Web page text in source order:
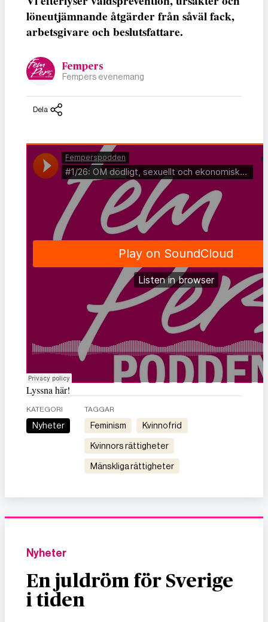
löneutjämnande åtgärder från såväl fack,
arbetsgivare och beslutsfattare.
Fempers
Fempers evenemang
Dela
Lyssna här!
KATEGORI
Nyheter
TAGGAR
feminism kvinnofrid
kvinnors rättigheter
mänskliga rättigheter
Nyheter
En juldröm för Sverige
i tiden